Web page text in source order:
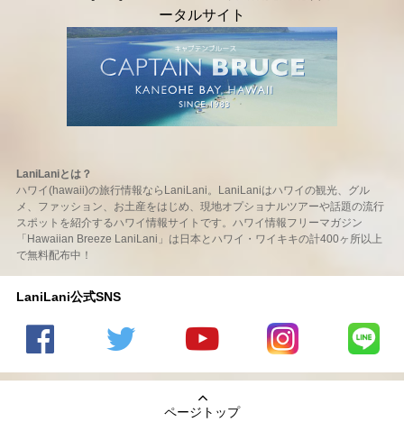
LaniLaniとは？
ハワイ(hawaii)の旅行情報ならLaniLani。LaniLaniはハワイの観光、グル
メ、ファッション、お土産をはじめ、現地オプショナルツアーや話題の流行
スポットを紹介するハワイ情報サイトです。ハワイ情報フリーマガジン
「Hawaiian Breeze LaniLani」は日本とハワイ・ワイキキの計400ヶ所以上
で無料配布中！
LaniLani公式SNS
の
のtwitter
の
Youtube
LaniLani
LaniLani
ページトップ